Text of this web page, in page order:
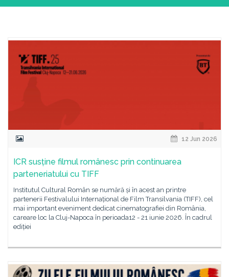
12 Jun 2026
ICR susține filmul românesc prin continuarea
parteneriatului cu TIFF
Institutul Cultural Român se numără și în acest an printre
partenerii Festivalului Internațional de Film Transilvania (TIFF), cel
mai important eveniment dedicat cinematografiei din România,
careare loc la Cluj-Napoca în perioada12 - 21 iunie 2026. În cadrul
ediției